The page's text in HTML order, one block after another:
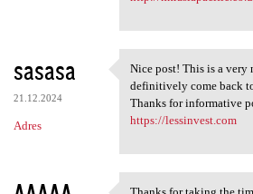
sasasa
21.12.2024
Adres
Nice post! This is a
Nice post! This is a
definitively come back
Thanks for informative
https://lessinvest.com